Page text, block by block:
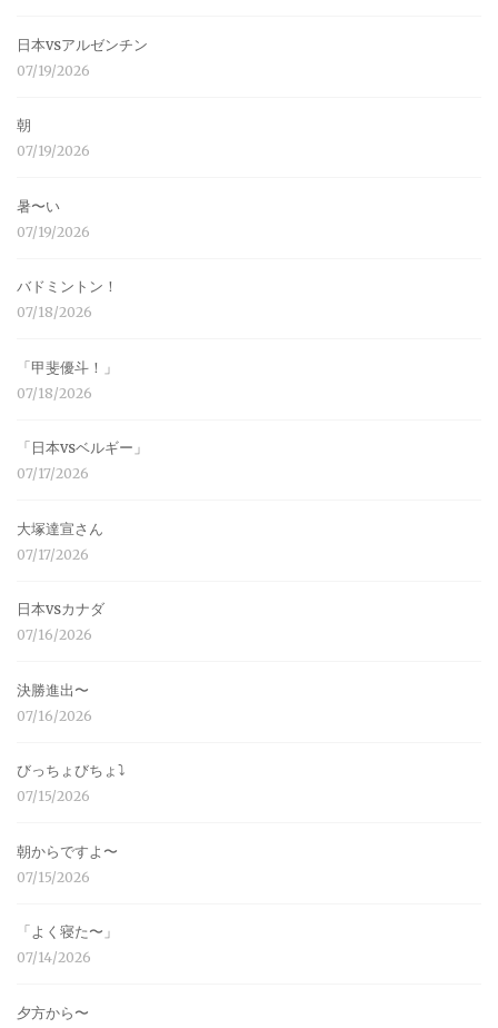
日本vsアルゼンチン
07/19/2026
朝
07/19/2026
暑〜い
07/19/2026
バドミントン！
07/18/2026
「甲斐優斗！」
07/18/2026
「日本vsベルギー」
07/17/2026
大塚達宣さん
07/17/2026
日本vsカナダ
07/16/2026
決勝進出〜
07/16/2026
びっちょびちょ⤵︎
07/15/2026
朝からですよ〜
07/15/2026
「よく寝た〜」
07/14/2026
夕方から〜